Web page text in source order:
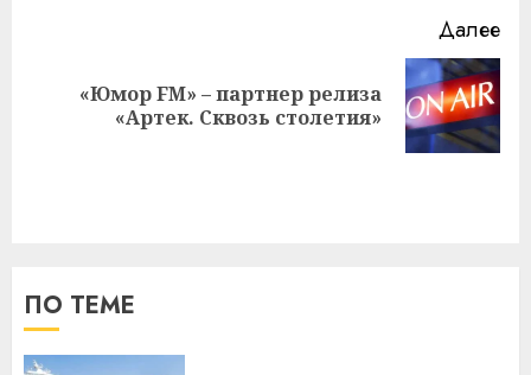
Далее
Следующая
«Юмор FM» – партнер релиза
«Артек. Сквозь столетия»
ПО ТЕМЕ